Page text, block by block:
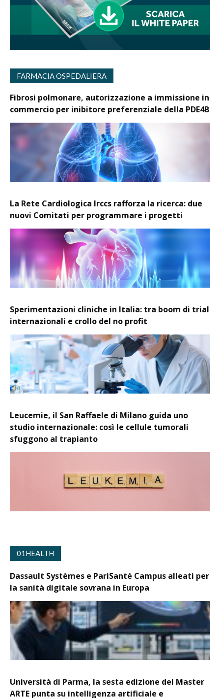
FARMACIA OSPEDALIERA
Fibrosi polmonare, autorizzazione a immissione in
commercio per inibitore preferenziale della PDE4B
La Rete Cardiologica Irccs rafforza la ricerca: due
nuovi Comitati per programmare i progetti
Sperimentazioni cliniche in Italia: tra boom di trial
internazionali e crollo del no profit
Leucemie, il San Raffaele di Milano guida uno
studio internazionale: così le cellule tumorali
sfuggono al trapianto
01HEALTH
Dassault Systèmes e PariSanté Campus alleati per
la sanità digitale sovrana in Europa
Università di Parma, la sesta edizione del Master
ARTE punta su intelligenza artificiale e